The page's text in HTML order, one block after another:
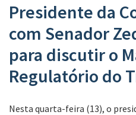
Presidente da
com Senador
para discutir o
Regulatório do
Nesta quarta-feira (13), o